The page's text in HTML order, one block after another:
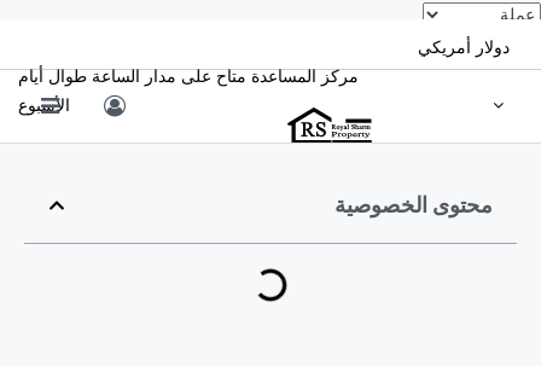
دولار أمريكي
مركز المساعدة متاح على مدار الساعة طوال أيام
الأسبوع
محتوى الخصوصية